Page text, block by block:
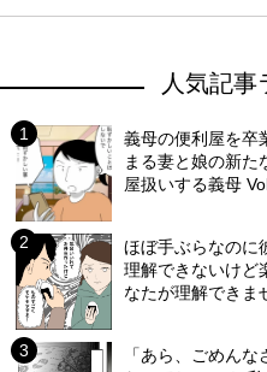
人気記事
義母の便利屋を卒
まる妻と娘の新た
屋扱いする義母
ほぼ手ぶらなのに
理解できないけど
なたが理解できま
「あら、ごめん